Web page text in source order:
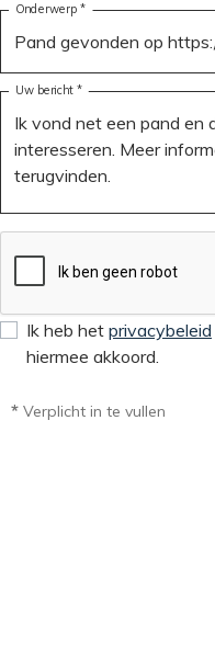
Onderwerp *
Uw bericht *
Ik heb het privacybeleid
hiermee akkoord.
* Verplicht in te vullen